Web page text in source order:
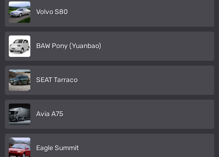
Volvo S80
BAW Pony (Yuanbao)
SEAT Tarraco
Avia A75
Eagle Summit